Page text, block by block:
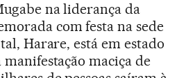
na liderança da
com festa na sede
Harare, está em estado
maciça de